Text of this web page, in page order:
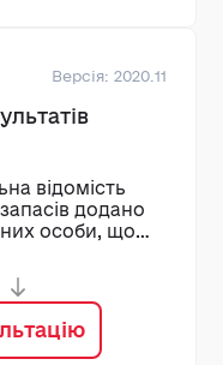
Версія: 2020.11
відомість
запасів додано
особи, що